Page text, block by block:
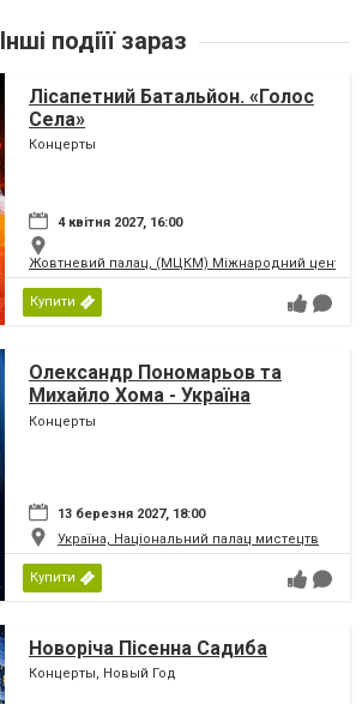
Інші подіїї зараз
Лісапетний Батальйон. «Голос
Села»
Концерты
4 квітня 2027, 16:00
Жовтневий палац, (МЦКМ) Міжнародний центр
Купити
Олександр Пономарьов та
Михайло Хома - Україна
Переможе!
Концерты
13 березня 2027, 18:00
Україна, Національний палац мистецтв
Купити
Новоріча Пісенна Садиба
Концерты, Новый Год